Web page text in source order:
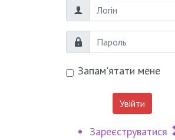
Логін
Пароль
Запам'ятати мене
Увійти
Зареєструватися